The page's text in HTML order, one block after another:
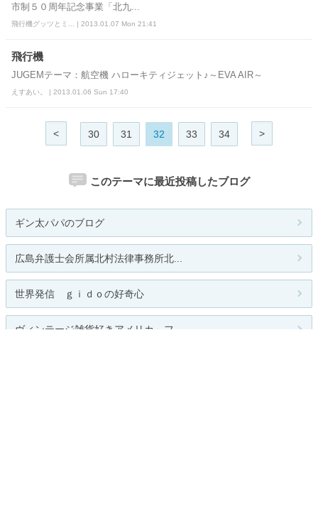
市制５０周年記念事業「北九...
飛行機グッツとミ... | 2013.01.07 Mon 21:41
飛行機
JUGEMテーマ：航空機 ハローキティジェット♪～EVA AIR～
えすあい。 | 2013.01.06 Sun 17:40
< 30 31 32 33 34 >
このテーマに最近投稿したブログ
ギン太パパのブログ
広島弁護士会所属北村法律事務所北...
世界発信 ｇｉｄｏの好奇心
ヴィンテージ雑貨好きアメリカ～フ...